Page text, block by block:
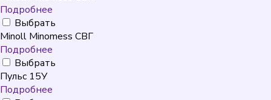
Подробнее
Выбрать
Minoll Minomess СВГ
Подробнее
Выбрать
Пульс 15У
Подробнее